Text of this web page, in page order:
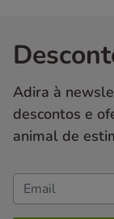
Adira à
descontos e
animal de